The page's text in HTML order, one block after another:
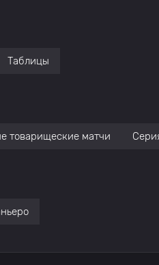
Таблицы
товарищеские матчи